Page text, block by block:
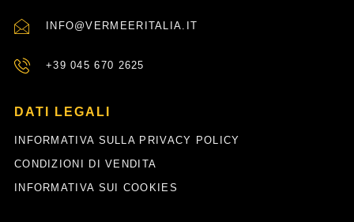
INFO@VERMEERITALIA.IT
+39 045 670 2625
DATI LEGALI
INFORMATIVA SULLA PRIVACY POLICY
CONDIZIONI DI VENDITA
INFORMATIVA SUI COOKIES